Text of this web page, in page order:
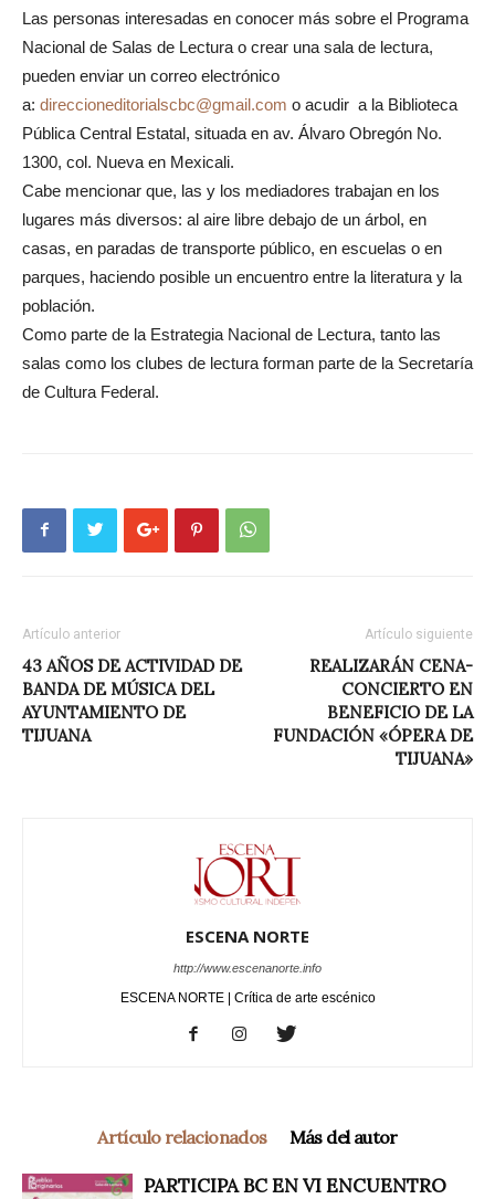
Las personas interesadas en conocer más sobre el Programa
Nacional de Salas de Lectura o crear una sala de lectura,
pueden enviar un correo electrónico
a: direccioneditorialscbc@gmail.com o acudir a la Biblioteca
Pública Central Estatal, situada en av. Álvaro Obregón No.
1300, col. Nueva en Mexicali.
Cabe mencionar que, las y los mediadores trabajan en los
lugares más diversos: al aire libre debajo de un árbol, en
casas, en paradas de transporte público, en escuelas o en
parques, haciendo posible un encuentro entre la literatura y la
población.
Como parte de la Estrategia Nacional de Lectura, tanto las
salas como los clubes de lectura forman parte de la Secretaría
de Cultura Federal.
Artículo anterior
43 AÑOS DE ACTIVIDAD DE
BANDA DE MÚSICA DEL
AYUNTAMIENTO DE
TIJUANA
Artículo siguiente
REALIZARÁN CENA-
CONCIERTO EN
BENEFICIO DE LA
FUNDACIÓN «ÓPERA DE
TIJUANA»
ESCENA NORTE
http://www.escenanorte.info
ESCENA NORTE | Crítica de arte escénico
Artículo relacionados Más del autor
PARTICIPA BC EN VI ENCUENTRO